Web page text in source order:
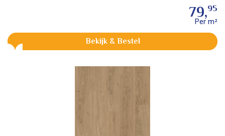
79,95
Per m²
Bekijk & Bestel